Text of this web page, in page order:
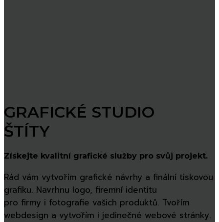
GRAFICKÉ STUDIO
ŠTÍTY
Získejte kvalitní grafické služby pro svůj projekt.
Rád vám vytvořím grafické návrhy a finální tiskovou
grafiku. Navrhnu logo, firemní identitu
pro firmy i fotografie vašich produktů. Tvořím
webdesign a vytvořím i jedinečné webové stránky.